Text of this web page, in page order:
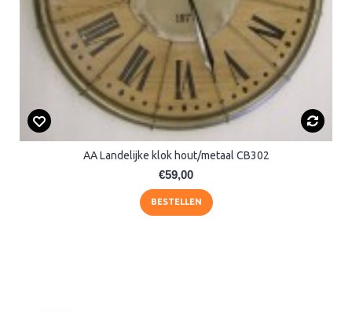
AA Landelijke klok hout/metaal CB302
€59,00
BESTELLEN